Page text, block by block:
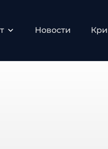
Новости